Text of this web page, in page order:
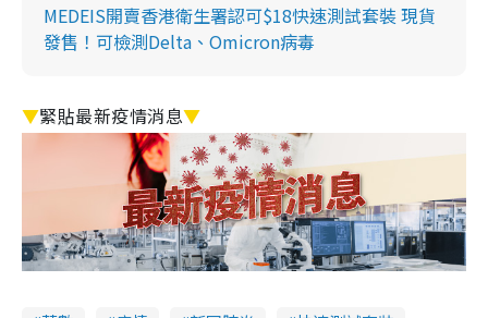
MEDEIS開賣香港衛生署認可$18快速測試套裝 現貨
發售！可檢測Delta、Omicron病毒
▼緊貼最新疫情消息▼